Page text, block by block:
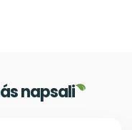
napsali